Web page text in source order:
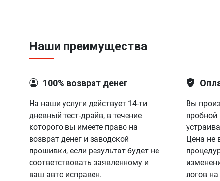
Наши преимущества
100% возврат денег
На наши услуги действует 14-ти
дневный тест-драйв, в течение
которого вы имеете право на
возврат денег и заводской
прошивки, если результат будет не
соответствовать заявленному и
ваш авто исправен.
Вы
пробной
Цена не
логов на